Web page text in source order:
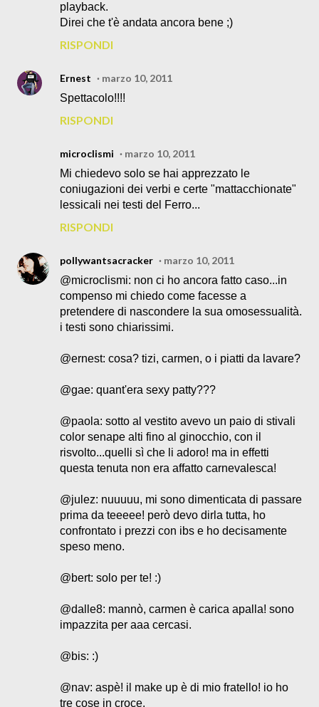
playback.
Direi che t'è andata ancora bene ;)
RISPONDI
Ernest
marzo 10, 2011
Spettacolo!!!!
RISPONDI
microclismi
marzo 10, 2011
Mi chiedevo solo se hai apprezzato le
coniugazioni dei verbi e certe "mattacchionate"
lessicali nei testi del Ferro...
RISPONDI
pollywantsacracker
marzo 10, 2011
@microclismi: non ci ho ancora fatto caso...in
compenso mi chiedo come facesse a
pretendere di nascondere la sua omosessualità.
i testi sono chiarissimi.
@ernest: cosa? tizi, carmen, o i piatti da lavare?
@gae: quant'era sexy patty???
@paola: sotto al vestito avevo un paio di stivali
color senape alti fino al ginocchio, con il
risvolto...quelli sì che li adoro! ma in effetti
questa tenuta non era affatto carnevalesca!
@julez: nuuuuu, mi sono dimenticata di passare
prima da teeeee! però devo dirla tutta, ho
confrontato i prezzi con ibs e ho decisamente
speso meno.
@bert: solo per te! :)
@dalle8: mannò, carmen è carica apalla! sono
impazzita per aaa cercasi.
@bis: :)
@nav: aspè! il make up è di mio fratello! io ho
tre cose in croce.